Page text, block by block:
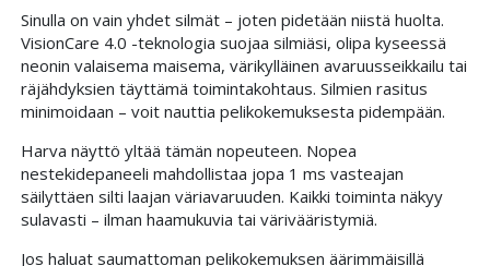
Sinulla on vain yhdet silmät – joten pidetään niistä huolta.
VisionCare 4.0 -teknologia suojaa silmiäsi, olipa kyseessä
neonin valaisema maisema, värikylläinen avaruusseikkailu tai
räjähdyksien täyttämä toimintakohtaus. Silmien rasitus
minimoidaan – voit nauttia pelikokemuksesta pidempään.
Harva näyttö yltää tämän nopeuteen. Nopea
nestekidepaneeli mahdollistaa jopa 1 ms vasteajan
säilyttäen silti laajan väriavaruuden. Kaikki toiminta näkyy
sulavasti – ilman haamukuvia tai värivääristymiä.
Jos haluat saumattoman pelikokemuksen äärimmäisillä